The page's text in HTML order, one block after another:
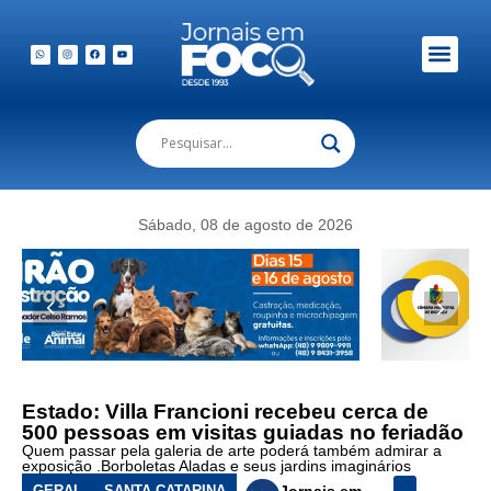
Sábado, 08 de agosto de 2026
Estado: Villa Francioni recebeu cerca de
500 pessoas em visitas guiadas no feriadão
Quem passar pela galeria de arte poderá também admirar a
exposição .Borboletas Aladas e seus jardins imaginários